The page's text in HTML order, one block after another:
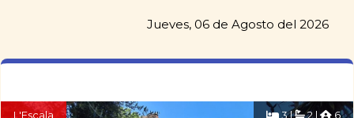
Jueves, 06 de Agosto del 2026
L'Escala 3 | 2 | 6